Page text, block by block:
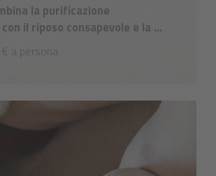
la purificazione
il riposo consapevole e la ...
a persona